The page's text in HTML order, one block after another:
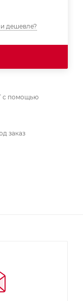
дешевле?
с помощью
заказ